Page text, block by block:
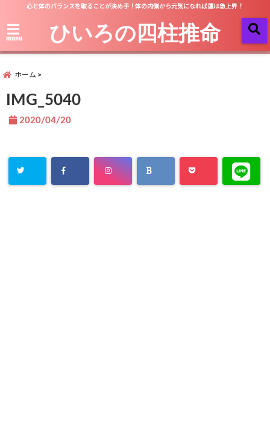
心と体のバランスを取ることが決め手！体の内側から元気になれば運は急上昇！
menu ひいろの四柱推命
ホーム
IMG_5040
2020/04/20